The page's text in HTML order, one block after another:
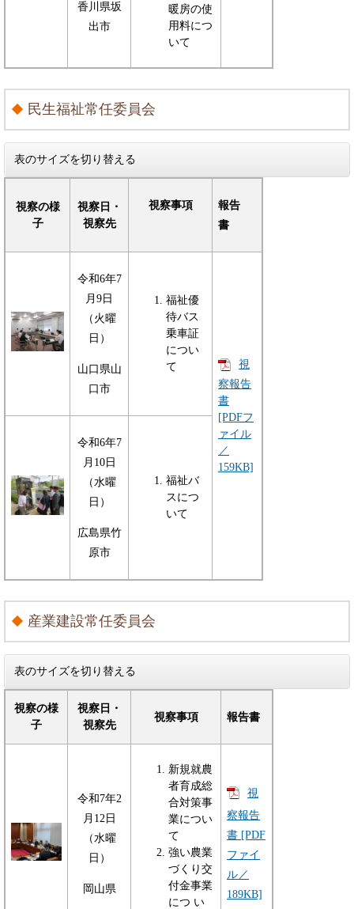
暖房の使
用料につ
いて
香川県坂
出市
民生福祉常任委員会
表のサイズを切り替える
視察の様
子
視察日・
視察先
視察事項
報告
書
令和6年7
月9日
（火曜
日）
山口県山
口市
福祉優
待バス
乗車証
につい
て
視
察報告
書
[PDFフ
ァイル
／
159KB]
令和6年7
月10日
（水曜
日）
広島県竹
原市
福祉バ
スにつ
いて
産業建設常任委員会
表のサイズを切り替える
視察の様
子
視察日・
視察先
視察事項 報告書
令和7年2
月12日
（水曜
日）
岡山県
新規就農
者育成総
合対策事
業につい
て
強い農業
づくり交
付金事業
につ い
視
察報告
書 [PDF
ファイ
ル／
189KB]